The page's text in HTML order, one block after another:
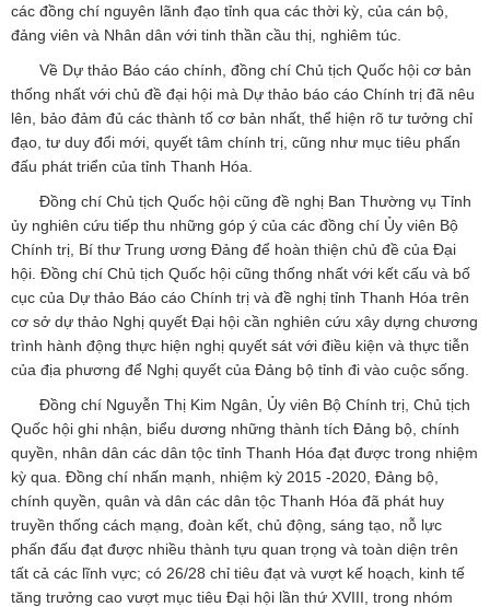
các đồng chí nguyên lãnh đạo tỉnh qua các thời kỳ, của cán bộ,
đảng viên và Nhân dân với tinh thần cầu thị, nghiêm túc.
Về Dự thảo Báo cáo chính, đồng chí Chủ tịch Quốc hội cơ bản
thống nhất với chủ đề đại hội mà Dự thảo báo cáo Chính trị đã nêu
lên, bảo đảm đủ các thành tố cơ bản nhất, thể hiện rõ tư tưởng chỉ
đạo, tư duy đổi mới, quyết tâm chính trị, cũng như mục tiêu phấn
đấu phát triển của tỉnh Thanh Hóa.
Đồng chí Chủ tịch Quốc hội cũng đề nghị Ban Thường vụ Tỉnh
ủy nghiên cứu tiếp thu những góp ý của các đồng chí Ủy viên Bộ
Chính trị, Bí thư Trung ương Đảng để hoàn thiện chủ đề của Đại
hội. Đồng chí Chủ tịch Quốc hội cũng thống nhất với kết cấu và bố
cục của Dự thảo Báo cáo Chính trị và đề nghị tỉnh Thanh Hóa trên
cơ sở dự thảo Nghị quyết Đại hội cần nghiên cứu xây dựng chương
trình hành động thực hiện nghị quyết sát với điều kiện và thực tiễn
của địa phương để Nghị quyết của Đảng bộ tỉnh đi vào cuộc sống.
Đồng chí Nguyễn Thị Kim Ngân, Ủy viên Bộ Chính trị, Chủ tịch
Quốc hội ghi nhận, biểu dương những thành tích Đảng bộ, chính
quyền, nhân dân các dân tộc tỉnh Thanh Hóa đạt được trong nhiệm
kỳ qua. Đồng chí nhấn mạnh, nhiệm kỳ 2015 -2020, Đảng bộ,
chính quyền, quân và dân các dân tộc Thanh Hóa đã phát huy
truyền thống cách mạng, đoàn kết, chủ động, sáng tạo, nỗ lực
phấn đấu đạt được nhiều thành tựu quan trọng và toàn diện trên
tất cả các lĩnh vực; có 26/28 chỉ tiêu đạt và vượt kế hoạch, kinh tế
tăng trưởng cao vượt mục tiêu Đại hội lần thứ XVIII, trong nhóm